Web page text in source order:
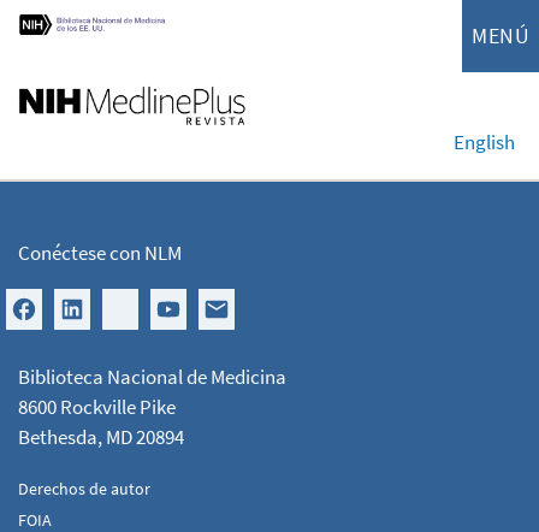
MENÚ
English
Conéctese con NLM
Biblioteca Nacional de Medicina
8600 Rockville Pike
Bethesda, MD 20894
Derechos de autor
FOIA